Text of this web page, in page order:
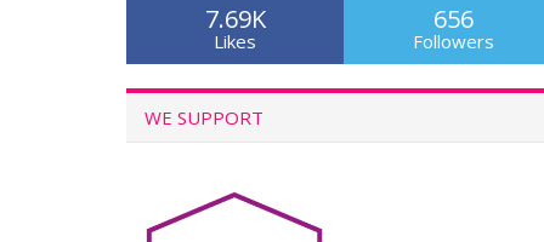
7.69K
Likes
656
Followers
WE SUPPORT